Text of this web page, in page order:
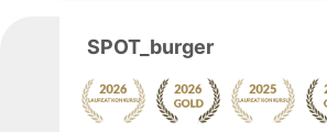
SPOT_burger